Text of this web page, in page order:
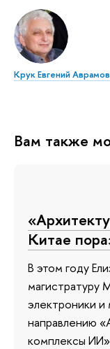
Крук Евгений
Вам также
Китае
В этом году
магистратуру
электроники
направлению
комплексы